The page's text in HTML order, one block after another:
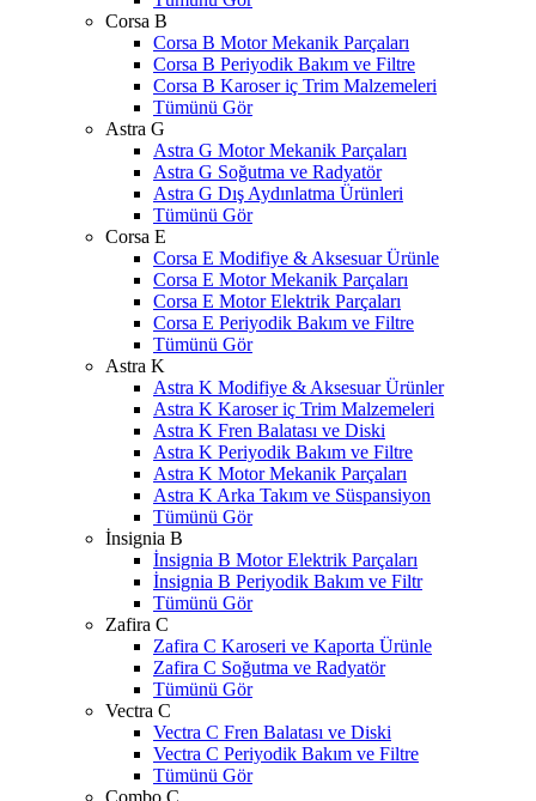
Corsa B
Corsa B Motor Mekanik Parçaları
Corsa B Periyodik Bakım ve Filtre
Corsa B Karoser iç Trim Malzemeleri
Tümünü Gör
Astra G
Astra G Motor Mekanik Parçaları
Astra G Soğutma ve Radyatör
Astra G Dış Aydınlatma Ürünleri
Tümünü Gör
Corsa E
Corsa E Modifiye & Aksesuar Ürünle
Corsa E Motor Mekanik Parçaları
Corsa E Motor Elektrik Parçaları
Corsa E Periyodik Bakım ve Filtre
Tümünü Gör
Astra K
Astra K Modifiye & Aksesuar Ürünler
Astra K Karoser iç Trim Malzemeleri
Astra K Fren Balatası ve Diski
Astra K Periyodik Bakım ve Filtre
Astra K Motor Mekanik Parçaları
Astra K Arka Takım ve Süspansiyon
Tümünü Gör
İnsignia B
İnsignia B Motor Elektrik Parçaları
İnsignia B Periyodik Bakım ve Filtr
Tümünü Gör
Zafira C
Zafira C Karoseri ve Kaporta Ürünle
Zafira C Soğutma ve Radyatör
Tümünü Gör
Vectra C
Vectra C Fren Balatası ve Diski
Vectra C Periyodik Bakım ve Filtre
Tümünü Gör
Combo C